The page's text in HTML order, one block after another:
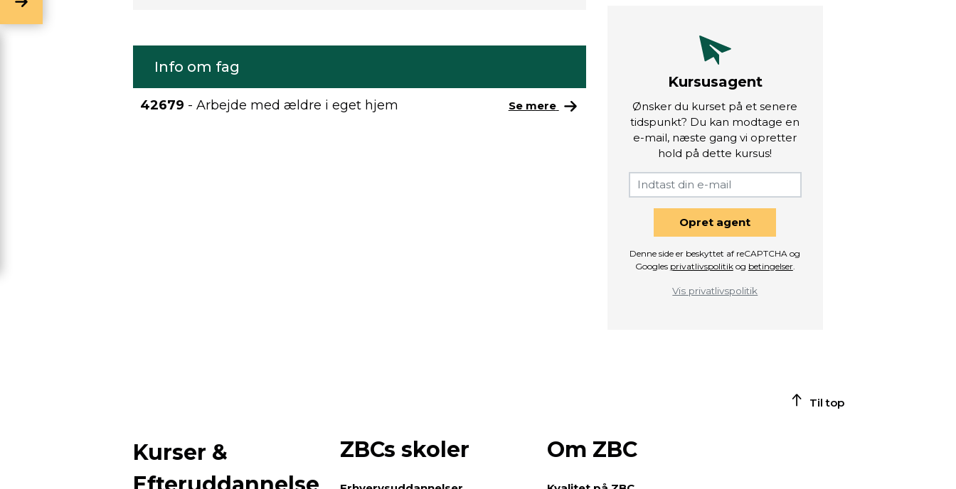
Info om fag
42679 - Arbejde med ældre i eget hjem Se mere
Kursusagent
Ønsker du kurset på et senere
tidspunkt? Du kan modtage en
e-mail, næste gang vi opretter
hold på dette kursus!
Opret agent
Denne side er beskyttet af reCAPTCHA og
Googles privatlivspolitikog betingelser.
Vis privatlivspolitik
Til top
Kurser &
ZBCs skoler Om ZBC